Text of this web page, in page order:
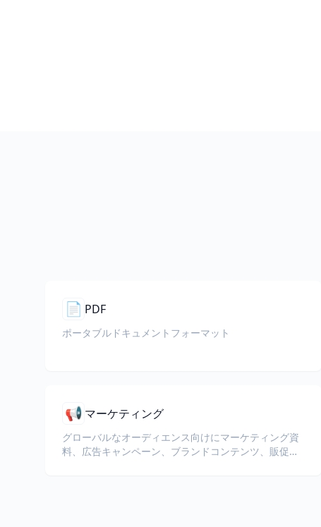
📄 PDF
ポータブルドキュメントフォーマット
📢 マーケティング
グローバルなオーディエンス向けにマーケティング資
料、広告キャンペーン、ブランドコンテンツ、販促文